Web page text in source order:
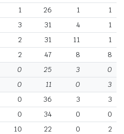
1 26 1
1
3 31 4
1
2 31 11
1
2 47 8
8
0 25 3
0
0 11 0
3
0 36 3
3
0 34 0
0
10 22 0
2